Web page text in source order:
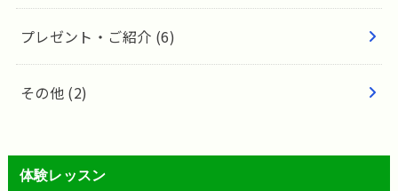
プレゼント・ご紹介 (6)
その他 (2)
体験レッスン